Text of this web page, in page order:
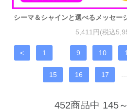
シーマ＆シャインと選べるメッセー
5,411円(税込
< 1 9 10
15 16 17
452商品中 145